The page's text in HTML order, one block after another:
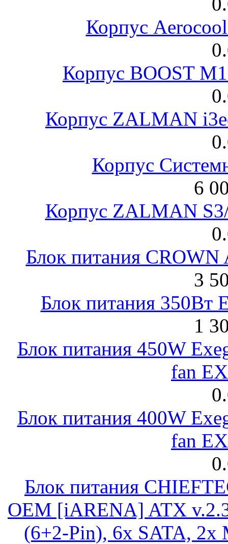
Корпус
Корпус BOOST
Корпус ZALMAN
Корпус
6
Корпус ZALMAN
Блок питания
3
Блок питания 350Вт
1
Блок питания 450W
fan
Блок питания 400W
fan
Блок питания
OEM [iARENA] ATX
(6+2-Pin), 6x SATA, 2x